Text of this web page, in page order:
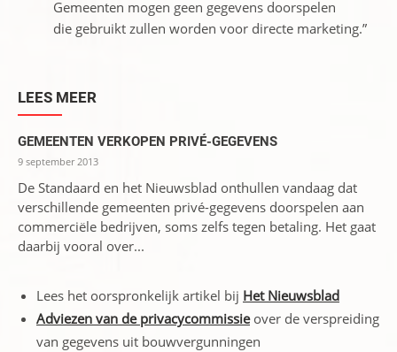
Gemeenten mogen geen gegevens doorspelen
die gebruikt zullen worden voor directe marketing.”
LEES MEER
GEMEENTEN VERKOPEN PRIVÉ-GEGEVENS
9 september 2013
De Standaard en het Nieuwsblad onthullen vandaag dat
verschillende gemeenten privé-gegevens doorspelen aan
commerciële bedrijven, soms zelfs tegen betaling. Het gaat
daarbij vooral over...
Lees het oorspronkelijk artikel bij Het Nieuwsblad
Adviezen van de privacycommissieover de verspreiding
van gegevens uit bouwvergunningen